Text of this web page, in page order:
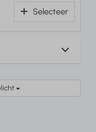
Selecteer